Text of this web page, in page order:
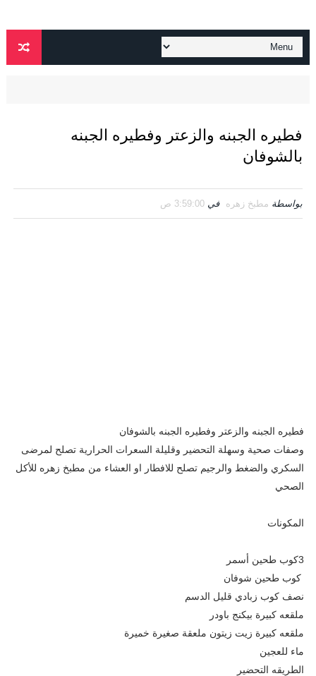
فطيره الجبنه والزعتر وفطيره الجبنه
بالشوفان
بواسطة مطبخ زهره في 3:59:00 ص
فطيره الجبنه والزعتر وفطيره الجبنه بالشوفان
وصفات صحية وسهلة التحضير وقليلة السعرات الحرارية تصلح لمرضى
السكري والضغط والرجيم تصلح للافطار او العشاء من مطبخ زهره للأكل
الصحي
المكونات
3كوب طحين أسمر
كوب طحين شوفان
نصف كوب زبادي قليل الدسم
ملقعه كبيرة بيكنج باودر
ملقعه كبيرة زيت زيتون ملعقة صغيرة خميرة
ماء للعجين
الطريقه التحضير